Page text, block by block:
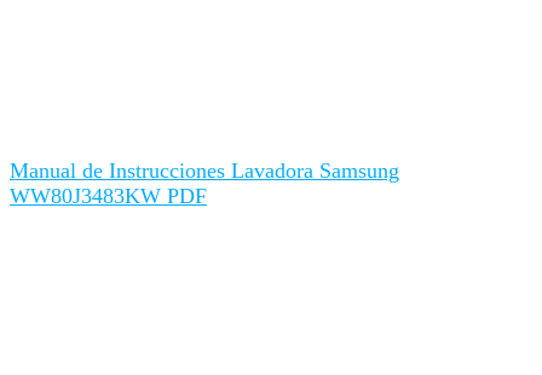
Manual de Instrucciones Lavadora Samsung
WW80J3483KW PDF